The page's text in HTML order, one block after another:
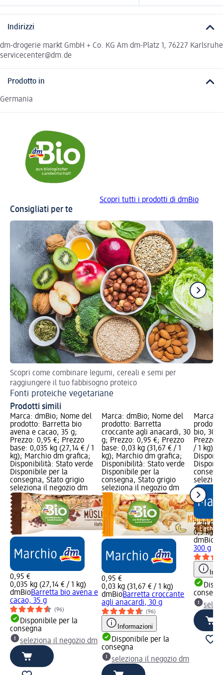
Indirizzi
dm-drogerie markt GmbH + Co. KG Am dm-Platz 1, 76227 Karlsruhe
servicecenter@dm.de
Prodotto in
Germania
Scopri tutti i prodotti di dmBio
Consigliati per te
Scopri come combinare legumi, cereali e semi per
raggiungere il tuo fabbisogno proteico
Fonti proteiche vegetariane
Prodotti simili
Marca: dmBio; Nome del
prodotto: Barretta bio
avena e cacao, 35 g;
Prezzo: 0,95 €; Prezzo
base: 0,035 kg (27,14 € / 1
kg); Marchio dm grafica;
Disponibilità: Stato verde
Disponibile per la
consegna, Stato grigio
seleziona il negozio dm
0,95 €
0,035 kg (27,14 € / 1 kg)
dmBioBarretta bio avena e
cacao, 35 g
(96)
Disponibile per la
consegna
seleziona il negozio dm
Marca: dmBio; Nome del
prodotto: Barretta
croccante agli anacardi, 30
g; Prezzo: 0,95 €; Prezzo
base: 0,03 kg (31,67 € / 1
kg); Marchio dm grafica;
Disponibilità: Stato verde
Disponibile per la
consegna, Stato grigio
seleziona il negozio dm
0,95 €
0,03 kg (31,67 € / 1 kg)
dmBioBarretta croccante
agli anacardi, 30 g
(96)
Informazioni
Disponibile per la
consegna
seleziona il negozio dm
Marca:
bio, 300
Prezzo
/ 1 kg);
2,30 €
0,3 kg
dmBio
300 g